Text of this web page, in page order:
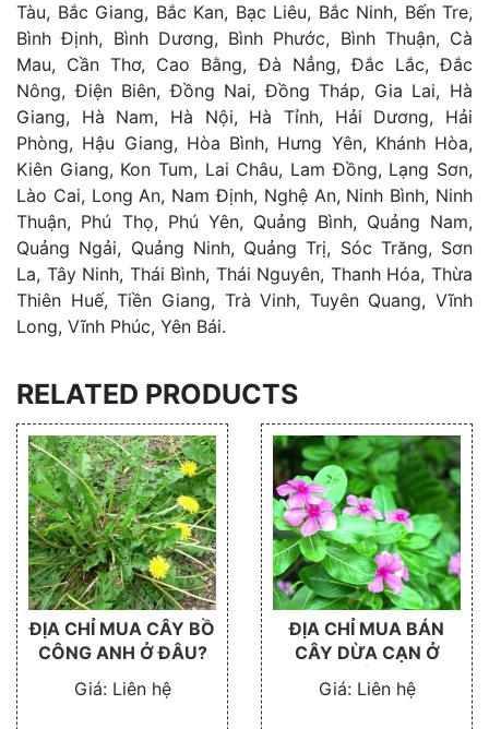
Tàu, Bắc Giang, Bắc Kan, Bạc Liêu, Bắc Ninh, Bến Tre,
Bình Định, Bình Dương, Bình Phước, Bình Thuận, Cà
Mau, Cần Thơ, Cao Bằng, Đà Nẳng, Đắc Lắc, Đắc
Nông, Điện Biên, Đồng Nai, Đồng Tháp, Gia Lai, Hà
Giang, Hà Nam, Hà Nội, Hà Tỉnh, Hải Dương, Hải
Phòng, Hậu Giang, Hòa Bình, Hưng Yên, Khánh Hòa,
Kiên Giang, Kon Tum, Lai Châu, Lam Đồng, Lạng Sơn,
Lào Cai, Long An, Nam Định, Nghệ An, Ninh Bình, Ninh
Thuận, Phú Thọ, Phú Yên, Quảng Bình, Quảng Nam,
Quảng Ngải, Quảng Ninh, Quảng Trị, Sóc Trăng, Sơn
La, Tây Ninh, Thái Bình, Thái Nguyên, Thanh Hóa, Thừa
Thiên Huế, Tiền Giang, Trà Vinh, Tuyên Quang, Vĩnh
Long, Vĩnh Phúc, Yên Bái.
RELATED PRODUCTS
ĐỊA CHỈ MUA CÂY BỒ
CÔNG ANH Ở ĐÂU?
Giá:Liên hệ
ĐỊA CHỈ MUA BÁN
CÂY DỪA CẠN Ở
ĐÂU
Giá:Liên hệ